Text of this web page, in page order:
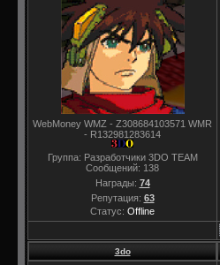
WebMoney WMZ - Z308684103571 WMR
- R132981283614
Группа: Разработчики 3DO TEAM
Сообщений: 138
Награды: 74
Репутация: 63
Статус: Offline
3do